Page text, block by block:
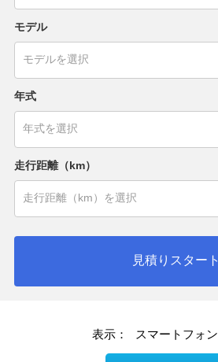
モデル
年式
走行距離（km）
見積りスタート
表示： スマートフォン